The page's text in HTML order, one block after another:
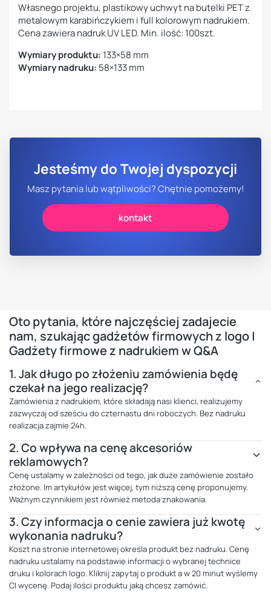
Własnego projektu, plastikowy uchwyt na butelki PET z
metalowym karabińczykiem i full kolorowym nadrukiem.
Cena zawiera nadruk UV LED. Min. ilość: 100szt.
Wymiary produktu: 133×58 mm
Wymiary nadruku: 58×133 mm
Jesteśmy do Twojej dyspozycji
Masz pytania lub wątpliwości? Chętnie pomożemy!
kontakt
Oto pytania, które najczęściej zadajecie
nam, szukając gadżetów firmowych z logo |
Gadżety firmowe z nadrukiem w Q&A
1.Jak długo po złożeniu zamówienia będę
czekał na jego realizację?
Zamówienia z nadrukiem, które składają nasi klienci, realizujemy
zazwyczaj od sześciu do czternastu dni roboczych. Bez nadruku
realizacja zajmie 24h.
2.Co wpływa na cenę akcesoriów
reklamowych?
Cenę ustalamy w zależności od tego, jak duże zamówienie zostało
złożone. Im artykułów jest więcej, tym niższą cenę proponujemy.
Ważnym czynnikiem jest również metoda znakowania.
3.Czy informacja o cenie zawiera już kwotę
wykonania nadruku?
Koszt na stronie internetowej określa produkt bez nadruku. Cenę
nadruku ustalamy na podstawie informacji o wybranej technice
druku i kolorach logo. Kliknij zapytaj o produkt a w 20 minut wyślemy
CI wycenę. Podaj ilości produktu jaką chcesz zamówić.